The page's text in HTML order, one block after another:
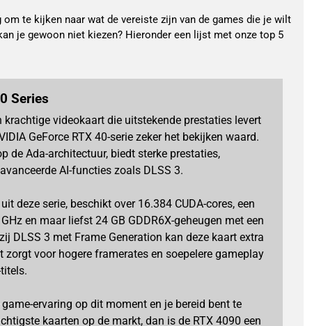
te kijken naar wat de vereiste zijn van de games die je wilt
je gewoon niet kiezen? Hieronder een lijst met onze top 5
Series
krachtige videokaart die uitstekende prestaties levert
GeForce RTX 40-serie zeker het bekijken waard.
de Ada-architectuur, biedt sterke prestaties,
AI-functies zoals DLSS 3.
deze serie, beschikt over 16.384 CUDA-cores, een
en maar liefst 24 GB GDDR6X-geheugen met een
DLSS 3 met Frame Generation kan deze kaart extra
zorgt voor hogere framerates en soepelere gameplay
ervaring op dit moment en je bereid bent te
kaarten op de markt, dan is de RTX 4090 een